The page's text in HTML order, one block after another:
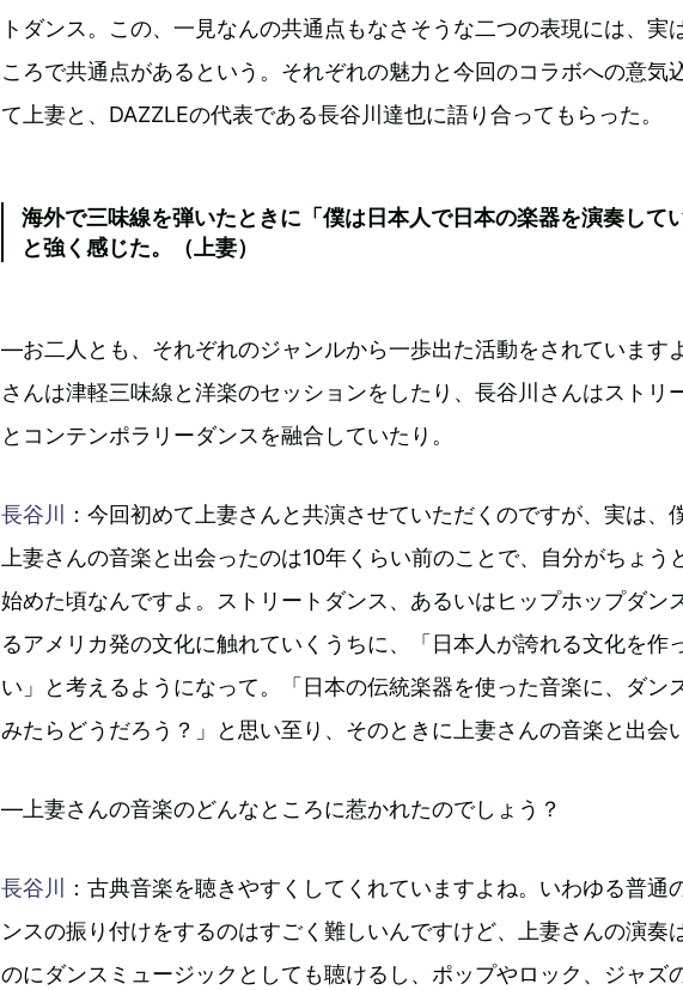
トダンス。この、一見なんの共通点もなさそうな二つの表現には、実
ころで共通点があるという。それぞれの魅力と今回のコラボへの意気
て上妻と、DAZZLEの代表である長谷川達也に語り合ってもらった。
海外で三味線を弾いたときに「僕は日本人で日本の楽器を演奏して
と強く感じた。（上妻）
―お二人とも、それぞれのジャンルから一歩出た活動をされています
さんは津軽三味線と洋楽のセッションをしたり、長谷川さんはストリ
とコンテンポラリーダンスを融合していたり。
長谷川
：今回初めて上妻さんと共演させていただくのですが、実は、
上妻さんの音楽と出会ったのは10年くらい前のことで、自分がちょう
始めた頃なんですよ。ストリートダンス、あるいはヒップホップダン
るアメリカ発の文化に触れていくうちに、「日本人が誇れる文化を作
い」と考えるようになって。「日本の伝統楽器を使った音楽に、ダン
みたらどうだろう？」と思い至り、そのときに上妻さんの音楽と出会
―上妻さんの音楽のどんなところに惹かれたのでしょう？
長谷川
：古典音楽を聴きやすくしてくれていますよね。いわゆる普通
ンスの振り付けをするのはすごく難しいんですけど、上妻さんの演奏
のにダンスミュージックとしても聴けるし、ポップやロック、ジャズ